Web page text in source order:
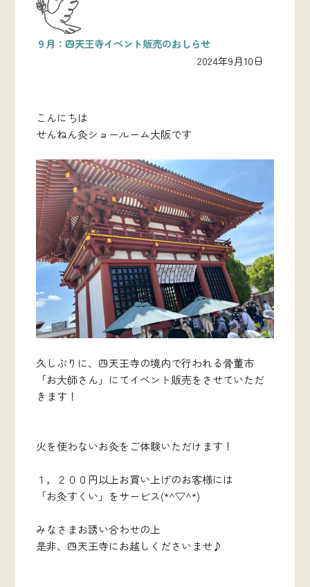
９月：四天王寺イベント販売のおしらせ
2024年9月10日
こんにちは
せんねん灸ショールーム大阪です
久しぶりに、四天王寺の境内で行われる骨董市
「お大師さん」にてイベント販売をさせていただ
きます！
火を使わないお灸をご体験いただけます！
１，２００円以上お買い上げのお客様には
「お灸すくい」をサービス(*^▽^*)
みなさまお誘い合わせの上
是非、四天王寺にお越しくださいませ♪